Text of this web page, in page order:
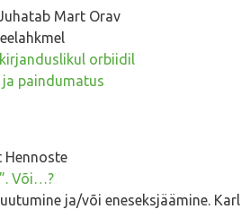
Juhatab Mart Orav
orbiidil
paindumatus
Hennoste
Või…?
ja/või eneseksjäämine. Karl